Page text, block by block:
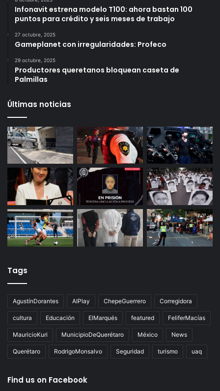
Infonavit estrena modelo T100: ahora bastan 100
puntos para crédito y seis meses de trabajo
27 octubre, 2025
Gameplanet con irregularidades: Profeco
29 octubre, 2025
Productores queretanos bloquean caseta de
Palmillas
Últimas noticias
Tags
AgustínDorantes AIPlay ChepeGuerrero Corregidora
cultura Educación ElMarqués featured FeliferMacías
MauricioKuri MunicipioDeQuerétaro México News
Querétaro RodrigoMonsalvo Seguridad turismo uaq
Find us on Facebook